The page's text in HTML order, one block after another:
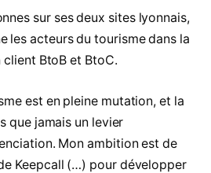
sur ses deux sites lyonnais,
les acteurs du tourisme dans la
BtoB et BtoC.
est en pleine mutation, et la
que jamais un levier
Mon ambition est de
de Keepcall (…) pour développer